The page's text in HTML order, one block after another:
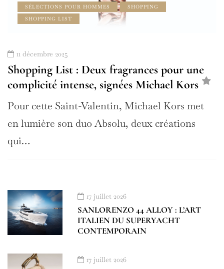
SÉLECTIONS POUR HOMMES
SHOPPING
SHOPPING LIST
11 décembre 2025
Shopping List : Deux fragrances pour une
complicité intense, signées Michael Kors
Pour cette Saint-Valentin, Michael Kors met
en lumière son duo Absolu, deux créations
qui…
17 juillet 2026
SANLORENZO 44 ALLOY : L’ART
ITALIEN DU SUPERYACHT
CONTEMPORAIN
17 juillet 2026